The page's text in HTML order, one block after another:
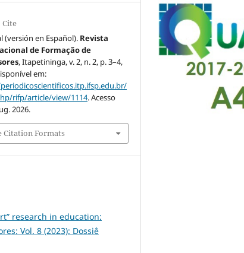
Cite
(versión en Español). Revista
de Formação de
, Itapetininga, v. 2, n. 2, p. 3–4,
em:
rifp/article/view/1114. Acesso
2026.
Citation Formats
research in education:
Vol. 8 (2023): Dossiê